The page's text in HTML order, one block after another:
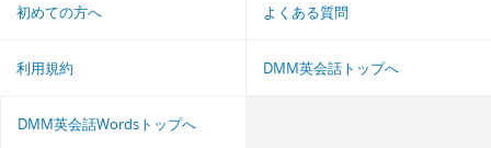
初めての方へ よくある質問
利用規約 DMM英会話トップへ
DMM英会話Wordsトップへ